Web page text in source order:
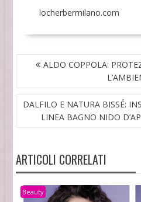
locherbermilano.com
NAVIGAZIONE
ARTICOLIALDO COPPOLA:
DALFILO E NATURA BISSÉ:
LINEA BAGNO NIDO
ARTICOLI CORRELATI
Beauty